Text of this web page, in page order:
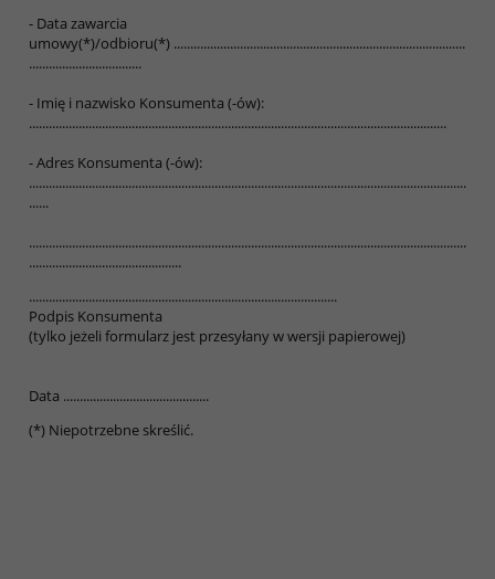
- Data zawarcia
umowy(*)/odbioru(*) ........................................................................................
..................................
- Imię i nazwisko Konsumenta (-ów):
..............................................................................................................................
- Adres Konsumenta (-ów):
....................................................................................................................................
......
....................................................................................................................................
..............................................
.............................................................................................
Podpis Konsumenta
(tylko jeżeli formularz jest przesyłany w wersji papierowej)
Data ............................................
(*) Niepotrzebne skreślić.